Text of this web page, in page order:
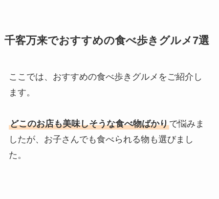
千客万来でおすすめの食べ歩きグルメ7選
ここでは、おすすめの食べ歩きグルメをご紹介し
ます。
どこのお店も美味しそうな食べ物ばかりで悩みま
したが、お子さんでも食べられる物も選びまし
た。